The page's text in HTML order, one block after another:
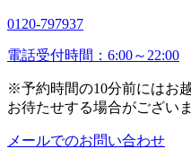
0120-797937
電話受付時間：6:00～22:00
※予約時間の10分前にはお
お待たせする場合がござい
メールでのお問い合わせ